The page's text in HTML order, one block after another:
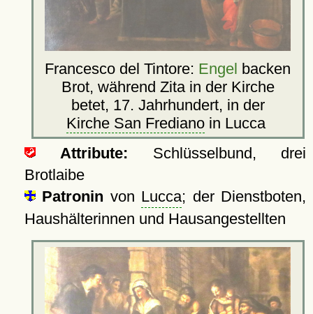
Francesco del Tintore: Engel backen
Brot, während Zita in der Kirche
betet, 17. Jahrhundert, in der
Kirche San Fredianoin Lucca
Attribute: Schlüsselbund, drei
Brotlaibe
Patronin von Lucca; der Dienstboten,
Haushälterinnen und Hausangestellten